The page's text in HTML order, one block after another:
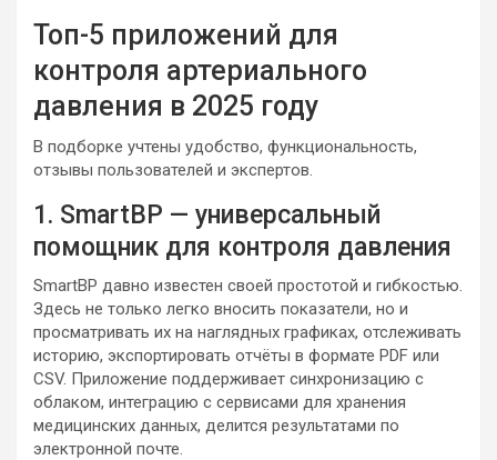
Топ-5 приложений для
контроля артериального
давления в 2025 году
В подборке учтены удобство, функциональность,
отзывы пользователей и экспертов.
1. SmartBP — универсальный
помощник для контроля давления
SmartBP давно известен своей простотой и гибкостью.
Здесь не только легко вносить показатели, но и
просматривать их на наглядных графиках, отслеживать
историю, экспортировать отчёты в формате PDF или
CSV. Приложение поддерживает синхронизацию с
облаком, интеграцию с сервисами для хранения
медицинских данных, делится результатами по
электронной почте.